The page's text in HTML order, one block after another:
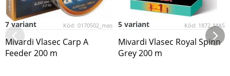
Kód: 0170502_mas
7 variant
Mivardi Vlasec Carp A
Feeder 200 m
Kód: 1872_MAS
5 variant
Mivardi Vlasec Royal Spinn
Grey 200 m